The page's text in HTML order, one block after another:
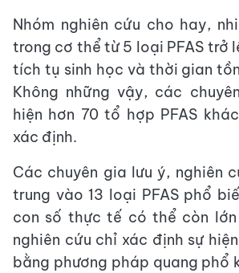
Nhóm nghiên cứu cho hay,
trong cơ thể từ 5 loại PFAS trở
tích tụ sinh học và thời gian
Không những vậy, các
hiện hơn 70 tổ hợp PFAS
xác định.
Các chuyên gia lưu ý, nghiên
trung vào 13 loại PFAS phổ
con số thực tế có thể còn lớn
nghiên cứu chỉ xác định sự
bằng phương pháp quang phổ